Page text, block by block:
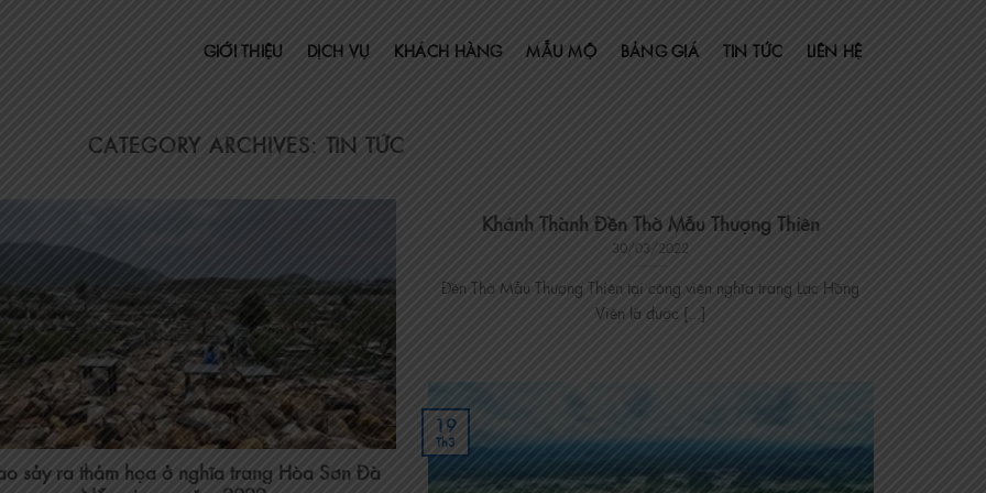
GIỚI THIỆU DỊCH VỤ KHÁCH HÀNG MẪU MỘ BẢNG GIÁ TIN TỨC LIÊN HỆ
CATEGORY ARCHIVES: TIN TỨC
sảy ra thảm họa ở nghĩa trang Hòa Sơn Đà
Khánh Thành Đền Thờ Mẫu Thượng Thiên
30/03/2022
Đền Thờ Mẫu Thượng Thiên tại công viên nghĩa trang Lạc Hồng
Viên là được [...]
19
Th3